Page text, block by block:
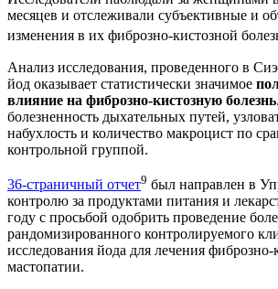
месяцев и отслеживали субъективные и
изменения в их фиброзно-кистозной
Анализ исследования, проведенного в
йод оказывает статистически значимое
влияние на фиброзно-кистозную болезнь
болезненность дыхательных путей,
набухлость и количество макроцист по
контрольной группой.
36-страничный отчет9 был направлен в
контролю за продуктами питания и
году с просьбой одобрить проведение
рандомизированного контролируемого
исследования йода для лечения фиброзно-
мастопатии.